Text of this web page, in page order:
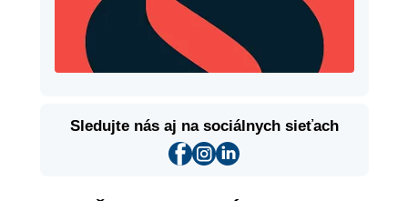
Sledujte nás aj na sociálnych sieťach